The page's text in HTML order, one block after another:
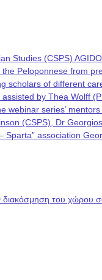
Studies (CSPS)
Peloponnese from
of different
by Thea Wolff
series’
(CSPS), Dr
association
διακόσμηση του χώρου